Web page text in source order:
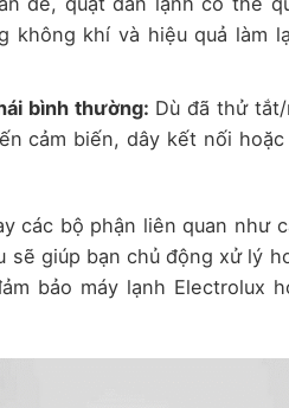
không khí và hiệu quả làm
bình thường: Dù đã thử
cảm biến, dây kết nối hoặc
các bộ phận liên quan như
sẽ giúp bạn chủ động xử lý
bảo máy lạnh Electrolux